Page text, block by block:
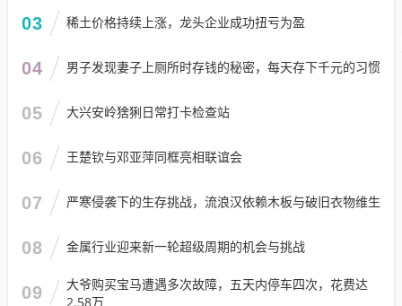
03 稀土价格持续上涨，龙头企业成功扭亏为盈
04 男子发现妻子上厕所时存钱的秘密，每天存下千元的习惯
05 大兴安岭猞猁日常打卡检查站
06 王楚钦与邓亚萍同框亮相联谊会
07 严寒侵袭下的生存挑战，流浪汉依赖木板与破旧衣物维生
08 金属行业迎来新一轮超级周期的机会与挑战
09
大爷购买宝马遭遇多次故障，五天内停车四次，花费达
2.58万